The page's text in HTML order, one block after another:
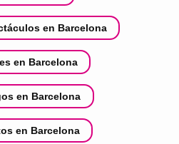
en Barcelona
en Barcelona
en Barcelona
en Barcelona